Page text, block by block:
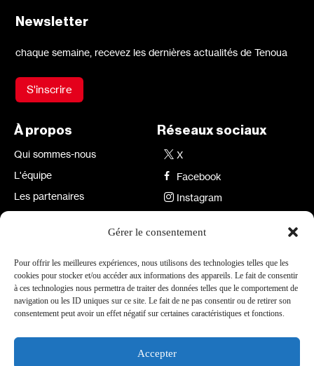
Gérer le consentement
Pour offrir les meilleures expériences, nous utilisons des technologies telles que les
cookies pour stocker et/ou accéder aux informations des appareils. Le fait de consentir
à ces technologies nous permettra de traiter des données telles que le comportement de
navigation ou les ID uniques sur ce site. Le fait de ne pas consentir ou de retirer son
consentement peut avoir un effet négatif sur certaines caractéristiques et fonctions.
Accepter
Newsletter
chaque semaine, recevez les dernières actualités de Tenoua
S'inscrire
À propos
Qui sommes-nous
L'équipe
Les partenaires
Réseaux sociaux
X
Facebook
Instagram
TikTok
Informations
Mentions légales Site par Médianes